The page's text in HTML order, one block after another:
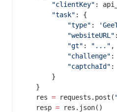
        "clientKey"
:
        "task"
: {
            "type"
:
            "websiteURL"
            "gt"
: "..."
            "challenge"
            "captchaId"
        }
    }
    res
= requests.post(
    resp
= res.json()